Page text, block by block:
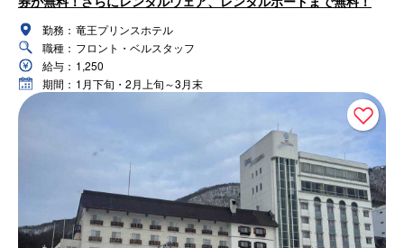
勤務： 竜王プリンスホテル
職種： フロント・ベルスタッフ
給与： 1,250
期間： 1月下旬・2月上旬～3月末